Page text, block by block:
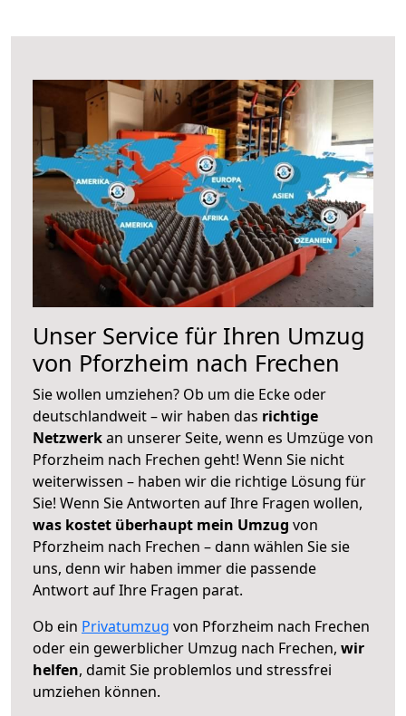
Unser Service für Ihren Umzug
von Pforzheim nach Frechen
Sie wollen umziehen? Ob um die Ecke oder
deutschlandweit – wir haben das richtige
Netzwerkan unserer Seite, wenn es Umzüge von
Pforzheim nach Frechen geht! Wenn Sie nicht
weiterwissen – haben wir die richtige Lösung für
Sie! Wenn Sie Antworten auf Ihre Fragen wollen,
was kostet überhaupt mein Umzug von
Pforzheim nach Frechen – dann wählen Sie sie
uns, denn wir haben immer die passende
Antwort auf Ihre Fragen parat.
Ob ein Privatumzug von Pforzheim nach Frechen
oder ein gewerblicher Umzug nach Frechen, wir
helfen, damit Sie problemlos und stressfrei
umziehen können.